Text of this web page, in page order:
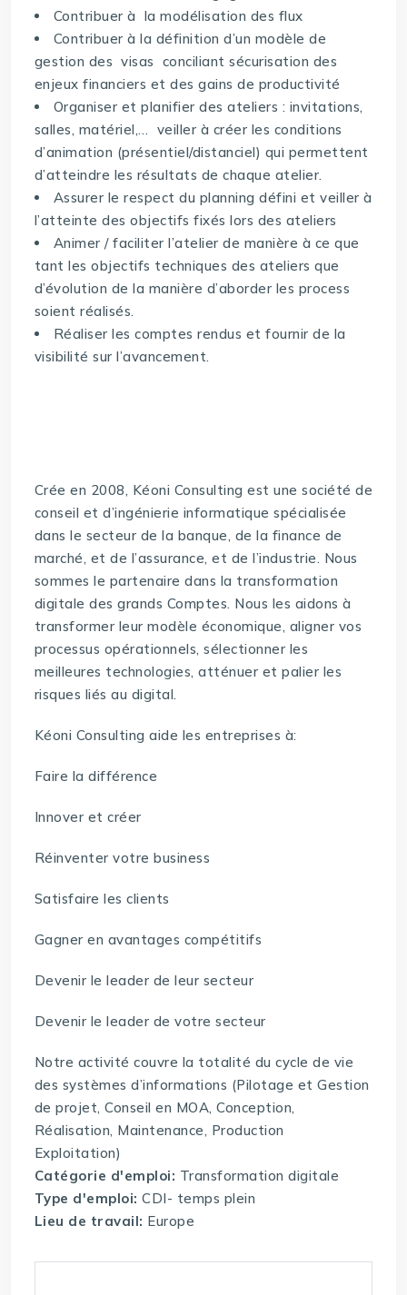
Contribuer à la modélisation des flux
Contribuer à la définition d’un modèle de
gestion des visas conciliant sécurisation des
enjeux financiers et des gains de productivité
Organiser et planifier des ateliers : invitations,
salles, matériel,… veiller à créer les conditions
d’animation (présentiel/distanciel) qui permettent
d’atteindre les résultats de chaque atelier.
Assurer le respect du planning défini et veiller à
l’atteinte des objectifs fixés lors des ateliers
Animer / faciliter l’atelier de manière à ce que
tant les objectifs techniques des ateliers que
d’évolution de la manière d’aborder les process
soient réalisés.
Réaliser les comptes rendus et fournir de la
visibilité sur l’avancement.
Crée en 2008, Kéoni Consulting est une société de
conseil et d’ingénierie informatique spécialisée
dans le secteur de la banque, de la finance de
marché, et de l’assurance, et de l’industrie. Nous
sommes le partenaire dans la transformation
digitale des grands Comptes. Nous les aidons à
transformer leur modèle économique, aligner vos
processus opérationnels, sélectionner les
meilleures technologies, atténuer et palier les
risques liés au digital.
Kéoni Consulting aide les entreprises à:
Faire la différence
Innover et créer
Réinventer votre business
Satisfaire les clients
Gagner en avantages compétitifs
Devenir le leader de leur secteur
Devenir le leader de votre secteur
Notre activité couvre la totalité du cycle de vie
des systèmes d’informations (Pilotage et Gestion
de projet, Conseil en MOA, Conception,
Réalisation, Maintenance, Production
Exploitation)
Catégorie d'emploi: Transformation digitale
Type d'emploi:CDI- temps plein
Lieu de travail: Europe